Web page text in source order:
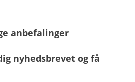
anbefalinger
nyhedsbrevet og få